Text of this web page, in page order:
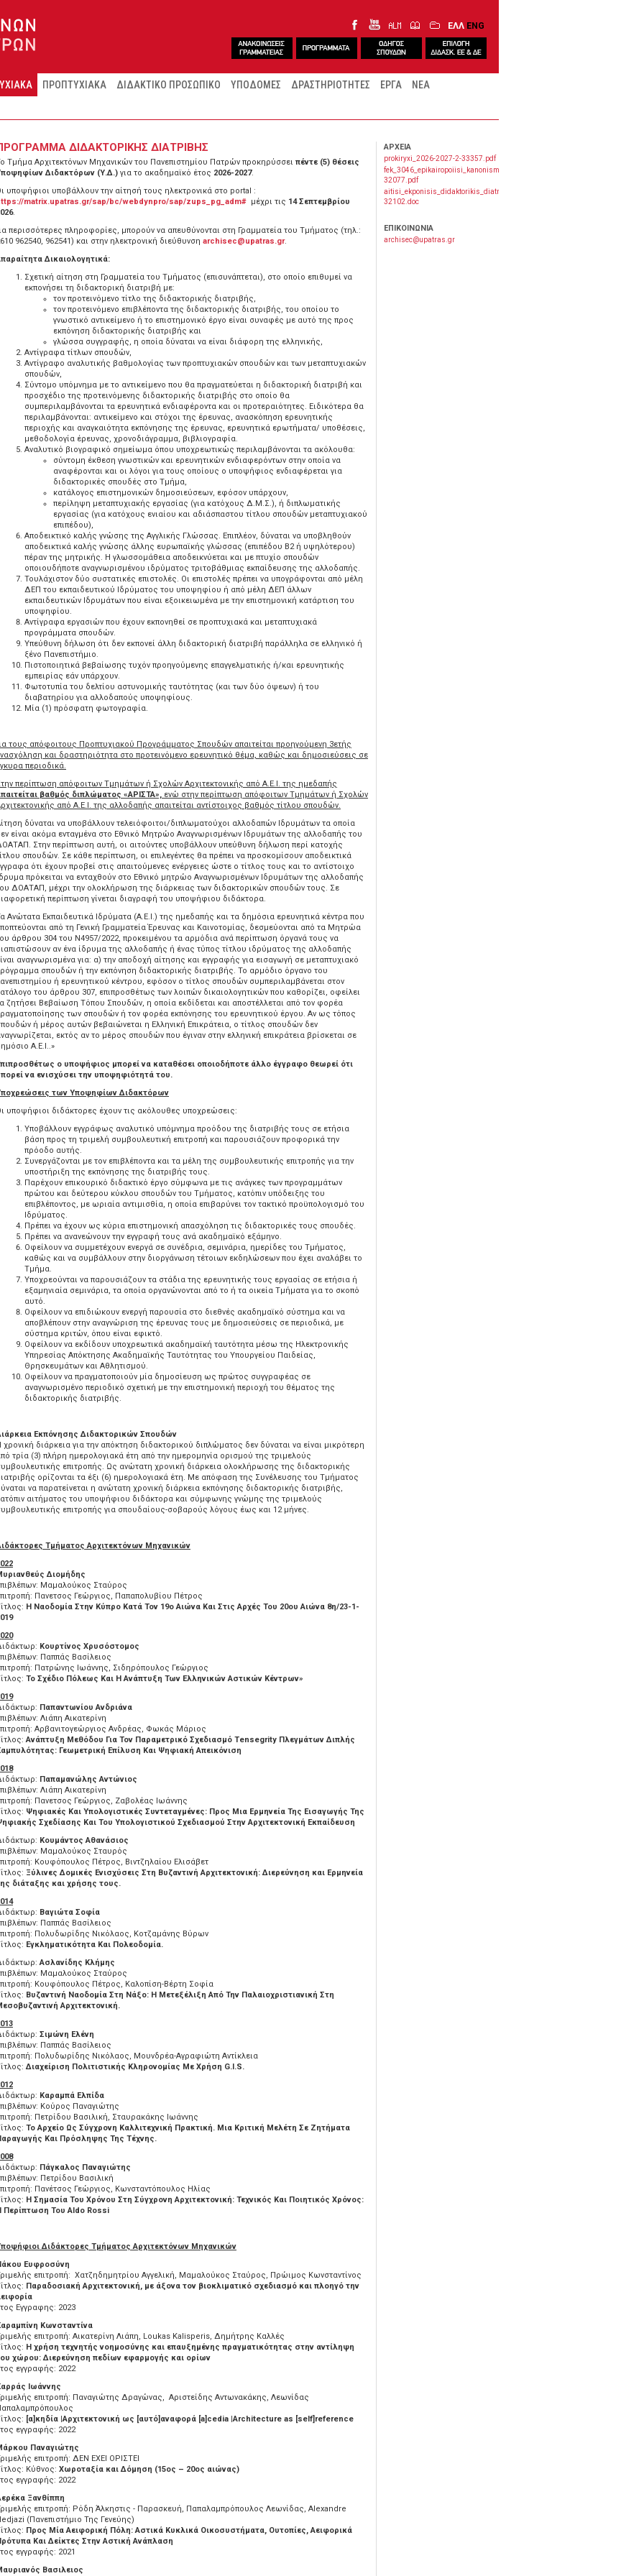
ΕΛΛ ENG
ΠΡΟΠΤΥΧΙΑΚΑ ΔΙΔΑΚΤΙΚΟ ΠΡΟΣΩΠΙΚΟ ΥΠΟΔΟΜΕΣ ΔΡΑΣΤΗΡΙΟΤΗΤΕΣ ΕΡΓΑ
ΝΕΑ
ΔΙΔΑΚΤΟΡΙΚΗΣ ΔΙΑΤΡΙΒΗΣ
Τμήμα Αρχιτεκτόνων Μηχανικών του Πανεπιστημίου Πατρών προκηρύσσει πέντε (5) θέσεις
Διδακτόρων (Υ.Δ.) για το ακαδημαϊκό έτος 2026-2027.
υποψήφιοι υποβάλλουν την αίτησή τους ηλεκτρονικά στο portal :
matrix.upatras.gr/sap/bc/webdynpro/sap/zups_pg_adm# μέχρι τις 14 Σεπτεμβρίου
.
περισσότερες πληροφορίες, μπορούν να απευθύνονται στη Γραμματεία του Τμήματος (τηλ.:
962540, 962541) και στην ηλεκτρονική διεύθυνση archisec@upatras.gr.
Δικαιολογητικά:
Σχετική αίτηση στη Γραμματεία του Τμήματος (επισυνάπτεται), στο οποίο επιθυμεί να
εκπονήσει τη διδακτορική διατριβή με:
τον προτεινόμενο τίτλο της διδακτορικής διατριβής,
τον προτεινόμενο επιβλέποντα της διδακτορικής διατριβής, του οποίου το
γνωστικό αντικείμενο ή το επιστημονικό έργο είναι συναφές με αυτό της προς
εκπόνηση διδακτορικής διατριβής και
γλώσσα συγγραφής, η οποία δύναται να είναι διάφορη της ελληνικής,
Αντίγραφα τίτλων σπουδών,
Αντίγραφο αναλυτικής βαθμολογίας των προπτυχιακών σπουδών και των μεταπτυχιακών
σπουδών,
Σύντομο υπόμνημα με το αντικείμενο που θα πραγματεύεται η διδακτορική διατριβή και
προσχέδιο της προτεινόμενης διδακτορικής διατριβής στο οποίο θα
συμπεριλαμβάνονται τα ερευνητικά ενδιαφέροντα και οι προτεραιότητες. Ειδικότερα θα
περιλαμβάνονται: αντικείμενο και στόχοι της έρευνας, ανασκόπηση ερευνητικής
περιοχής και αναγκαιότητα εκπόνησης της έρευνας, ερευνητικά ερωτήματα/ υποθέσεις,
μεθοδολογία έρευνας, χρονοδιάγραμμα, βιβλιογραφία.
Αναλυτικό βιογραφικό σημείωμα όπου υποχρεωτικώς περιλαμβάνονται τα ακόλουθα:
σύντομη έκθεση γνωστικών και ερευνητικών ενδιαφερόντων στην οποία να
αναφέρονται και οι λόγοι για τους οποίους ο υποψήφιος ενδιαφέρεται για
διδακτορικές σπουδές στο Τμήμα,
κατάλογος επιστημονικών δημοσιεύσεων, εφόσον υπάρχουν,
περίληψη μεταπτυχιακής εργασίας (για κατόχους Δ.Μ.Σ.), ή διπλωματικής
εργασίας (για κατόχους ενιαίου και αδιάσπαστου τίτλου σπουδών μεταπτυχιακού
επιπέδου),
Αποδεικτικό καλής γνώσης της Αγγλικής Γλώσσας. Επιπλέον, δύναται να υποβληθούν
αποδεικτικά καλής γνώσης άλλης ευρωπαϊκής γλώσσας (επιπέδου B2 ή υψηλότερου)
πέραν της μητρικής. Η γλωσσομάθεια αποδεικνύεται και με πτυχίο σπουδών
οποιουδήποτε αναγνωρισμένου ιδρύματος τριτοβάθμιας εκπαίδευσης της αλλοδαπής.
Τουλάχιστον δύο συστατικές επιστολές. Οι επιστολές πρέπει να υπογράφονται από μέλη
ΔΕΠ του εκπαιδευτικού Ιδρύματος του υποψηφίου ή από μέλη ΔΕΠ άλλων
εκπαιδευτικών Ιδρυμάτων που είναι εξοικειωμένα με την επιστημονική κατάρτιση του
υποψηφίου.
Αντίγραφα εργασιών που έχουν εκπονηθεί σε προπτυχιακά και μεταπτυχιακά
προγράμματα σπουδών.
Υπεύθυνη δήλωση ότι δεν εκπονεί άλλη διδακτορική διατριβή παράλληλα σε ελληνικό ή
ξένο Πανεπιστήμιο.
Πιστοποιητικά βεβαίωσης τυχόν προηγούμενης επαγγελματικής ή/και ερευνητικής
εμπειρίας εάν υπάρχουν.
Φωτοτυπία του δελτίου αστυνομικής ταυτότητας (και των δύο όψεων) ή του
διαβατηρίου για αλλοδαπούς υποψηφίους.
Μία (1) πρόσφατη φωτογραφία.
τους απόφοιτους Προπτυχιακού Προγράμματος Σπουδών απαιτείται προηγούμενη 3ετής
και δραστηριότητα στο προτεινόμενο ερευνητικό θέμα, καθώς και δημοσιεύσεις σε
περιοδικά.
περίπτωση απόφοιτων Τμημάτων ή Σχολών Αρχιτεκτονικής από Α.Ε.Ι. της ημεδαπής
βαθμός διπλώματος «ΑΡΙΣΤΑ», ενώ στην περίπτωση απόφοιτων Τμημάτων ή Σχολών
από Α.Ε.Ι. της αλλοδαπής απαιτείται αντίστοιχος βαθμός τίτλου σπουδών.
δύναται να υποβάλλουν τελειόφοιτοι/διπλωματούχοι αλλοδαπών Ιδρυμάτων τα οποία
είναι ακόμα ενταγμένα στο Εθνικό Μητρώο Αναγνωρισμένων Ιδρυμάτων της αλλοδαπής του
Στην περίπτωση αυτή, οι αιτούντες υποβάλλουν υπεύθυνη δήλωση περί κατοχής
σπουδών. Σε κάθε περίπτωση, οι επιλεγέντες θα πρέπει να προσκομίσουν αποδεικτικά
ότι έχουν προβεί στις απαιτούμενες ενέργειες ώστε ο τίτλος τους και το αντίστοιχο
πρόκειται να ενταχθούν στο Εθνικό μητρώο Αναγνωρισμένων Ιδρυμάτων της αλλοδαπής
ΔΟΑΤΑΠ, μέχρι την ολοκλήρωση της διάρκειας των διδακτορικών σπουδών τους. Σε
περίπτωση γίνεται διαγραφή του υποψήφιου διδάκτορα.
Ανώτατα Εκπαιδευτικά Ιδρύματα (Α.Ε.Ι.) της ημεδαπής και τα δημόσια ερευνητικά κέντρα που
από τη Γενική Γραμματεία Έρευνας και Καινοτομίας, δεσμεύονται από τα Μητρώα
άρθρου 304 του Ν4957/2022, προκειμένου τα αρμόδια ανά περίπτωση όργανά τους να
αν ένα ίδρυμα της αλλοδαπής ή ένας τύπος τίτλου ιδρύματος της αλλοδαπής
αναγνωρισμένα για: α) την αποδοχή αίτησης και εγγραφής για εισαγωγή σε μεταπτυχιακό
σπουδών ή την εκπόνηση διδακτορικής διατριβής. Το αρμόδιο όργανο του
ή ερευνητικού κέντρου, εφόσον ο τίτλος σπουδών συμπεριλαμβάνεται στον
του άρθρου 307, επιπροσθέτως των λοιπών δικαιολογητικών που καθορίζει, οφείλει
ζητήσει Βεβαίωση Τόπου Σπουδών, η οποία εκδίδεται και αποστέλλεται από τον φορέα
των σπουδών ή τον φορέα εκπόνησης του ερευνητικού έργου. Αν ως τόπος
ή μέρος αυτών βεβαιώνεται η Ελληνική Επικράτεια, ο τίτλος σπουδών δεν
εκτός αν το μέρος σπουδών που έγιναν στην ελληνική επικράτεια βρίσκεται σε
Α.Ε.Ι..»
ο υποψήφιος μπορεί να καταθέσει οποιοδήποτε άλλο έγγραφο θεωρεί ότι
να ενισχύσει την υποψηφιότητά του.
των Υποψηφίων Διδακτόρων
υποψήφιοι διδάκτορες έχουν τις ακόλουθες υποχρεώσεις:
Υποβάλλουν εγγράφως αναλυτικό υπόμνημα προόδου της διατριβής τους σε ετήσια
βάση προς τη τριμελή συμβουλευτική επιτροπή και παρουσιάζουν προφορικά την
πρόοδο αυτής.
Συνεργάζονται με τον επιβλέποντα και τα μέλη της συμβουλευτικής επιτροπής για την
υποστήριξη της εκπόνησης της διατριβής τους.
Παρέχουν επικουρικό διδακτικό έργο σύμφωνα με τις ανάγκες των προγραμμάτων
πρώτου και δεύτερου κύκλου σπουδών του Τμήματος, κατόπιν υπόδειξης του
επιβλέποντος, με ωριαία αντιμισθία, η οποία επιβαρύνει τον τακτικό προϋπολογισμό του
Ιδρύματος.
Πρέπει να έχουν ως κύρια επιστημονική απασχόληση τις διδακτορικές τους σπουδές.
Πρέπει να ανανεώνουν την εγγραφή τους ανά ακαδημαϊκό εξάμηνο.
Οφείλουν να συμμετέχουν ενεργά σε συνέδρια, σεμινάρια, ημερίδες του Τμήματος,
καθώς και να συμβάλλουν στην διοργάνωση τέτοιων εκδηλώσεων που έχει αναλάβει το
Τμήμα.
Υποχρεούνται να παρουσιάζουν τα στάδια της ερευνητικής τους εργασίας σε ετήσια ή
εξαμηνιαία σεμινάρια, τα οποία οργανώνονται από το ή τα οικεία Τμήματα για το σκοπό
αυτό.
Οφείλουν να επιδιώκουν ενεργή παρουσία στο διεθνές ακαδημαϊκό σύστημα και να
αποβλέπουν στην αναγνώριση της έρευνας τους με δημοσιεύσεις σε περιοδικά, με
σύστημα κριτών, όπου είναι εφικτό.
Οφείλουν να εκδίδουν υποχρεωτικά ακαδημαϊκή ταυτότητα μέσω της Ηλεκτρονικής
Υπηρεσίας Απόκτησης Ακαδημαϊκής Ταυτότητας του Υπουργείου Παιδείας,
Θρησκευμάτων και Αθλητισμού.
Οφείλουν να πραγματοποιούν μία δημοσίευση ως πρώτος συγγραφέας σε
αναγνωρισμένο περιοδικό σχετική με την επιστημονική περιοχή του θέματος της
διδακτορικής διατριβής.
Εκπόνησης Διδακτορικών Σπουδών
χρονική διάρκεια για την απόκτηση διδακτορικού διπλώματος δεν δύναται να είναι μικρότερη
τρία (3) πλήρη ημερολογιακά έτη από την ημερομηνία ορισμού της τριμελούς
επιτροπής. Ως ανώτατη χρονική διάρκεια ολοκλήρωσης της διδακτορικής
ορίζονται τα έξι (6) ημερολογιακά έτη. Με απόφαση της Συνέλευσης του Τμήματος
να παρατείνεται η ανώτατη χρονική διάρκεια εκπόνησης διδακτορικής διατριβής,
αιτήματος του υποψήφιου διδάκτορα και σύμφωνης γνώμης της τριμελούς
επιτροπής για σπουδαίους-σοβαρούς λόγους έως και 12 μήνες.
Τμήματος Αρχιτεκτόνων Μηχανικών
Διομήδης
Μαμαλούκος Σταύρος
Πανετσος Γεώργιος, Παπαπολυβίου Πέτρος
Η Ναοδομία Στην Κύπρο Κατά Τον 19ο Αιώνα Και Στις Αρχές Του 20ου Αιώνα 8η/23-1-
Κουρτίνος Χρυσόστομος
Παππάς Βασίλειος
Πατρώνης Ιωάννης, Σιδηρόπουλος Γεώργιος
Το Σχέδιο Πόλεως Και Η Ανάπτυξη Των Ελληνικών Αστικών Κέντρων»
Παπαντωνίου Ανδριάνα
Λιάπη Αικατερίνη
Αρβανιτογεώργιος Ανδρέας, Φωκάς Μάριος
Ανάπτυξη Μεθόδου Για Τον Παραμετρικό Σχεδιασμό Tensegrity Πλεγμάτων Διπλής
Γεωμετρική Επίλυση Και Ψηφιακή Απεικόνιση
Παπαμανώλης Αντώνιος
Λιάπη Αικατερίνη
Πανετσος Γεώργιος, Ζαβολέας Ιωάννης
Ψηφιακές Και Υπολογιστικές Συντεταγμένες: Προς Μια Ερμηνεία Της Εισαγωγής Της
Σχεδίασης Και Του Υπολογιστικού Σχεδιασμού Στην Αρχιτεκτονική Εκπαίδευση
Κουμάντος Αθανάσιος
Μαμαλούκος Σταυρός
Κουφόπουλος Πέτρος, Βιντζηλαίου Ελισάβετ
Ξύλινες Δομικές Ενισχύσεις Στη Βυζαντινή Αρχιτεκτονική: Διερεύνηση και Ερμηνεία
διάταξης και χρήσης τους.
Βαγιώτα Σοφία
Παππάς Βασίλειος
Πολυδωρίδης Νικόλαος, Κοτζαμάνης Βύρων
Εγκληματικότητα Και Πολεοδομία.
Ασλανίδης Κλήμης
Μαμαλούκος Σταύρος
Κουφόπουλος Πέτρος, Καλοπίση-Βέρτη Σοφία
Βυζαντινή Ναοδομία Στη Νάξο: Η Μετεξέλιξη Από Την Παλαιοχριστιανική Στη
Αρχιτεκτονική.
Σιμώνη Ελένη
Παππάς Βασίλειος
Πολυδωρίδης Νικόλαος, Μουνδρέα-Αγραφιώτη Αντίκλεια
Διαχείριση Πολιτιστικής Κληρονομίας Με Χρήση G.I.S.
Καραμπά Ελπίδα
Κούρος Παναγιώτης
Πετρίδου Βασιλική, Σταυρακάκης Ιωάννης
Το Αρχείο Ως Σύγχρονη Καλλιτεχνική Πρακτική. Μια Κριτική Μελέτη Σε Ζητήματα
Και Πρόσληψης Της Τέχνης.
Πάγκαλος Παναγιώτης
Πετρίδου Βασιλική
Πανέτσος Γεώργιος, Κωνσταντόπουλος Ηλίας
Η Σημασία Του Χρόνου Στη Σύγχρονη Αρχιτεκτονική: Τεχνικός Και Ποιητικός Χρόνος:
Περίπτωση ΤουAldo Rossi
Διδάκτορες Τμήματος Αρχιτεκτόνων Μηχανικών
Ευφροσύνη
επιτροπή: Χατζηδημητρίου Αγγελική, Μαμαλούκος Σταύρος, Πρώιμος Κωνσταντίνος
Παραδοσιακή Αρχιτεκτονική, με άξονα τον βιοκλιματικό σχεδιασμό και πλοηγό την
Εγγραφης: 2023
Κωνσταντίνα
επιτροπή: Αικατερίνη Λιάπη, Loukas Kalisperis, Δημήτρης Καλλές
Η χρήση τεχνητής νοημοσύνης και επαυξημένης πραγματικότητας στην αντίληψη
χώρου: Διερεύνηση πεδίων εφαρμογής και ορίων
εγγραφής: 2022
Ιωάννης
επιτροπή: Παναγιώτης Δραγώνας, Αριστείδης Αντωνακάκης, Λεωνίδας
[α]κηδία |Αρχιτεκτονική ως [αυτό]αναφορά [a]cedia |Architecture as [self]reference
εγγραφής: 2022
Παναγιώτης
επιτροπή: ΔΕΝ ΕΧΕΙ ΟΡΙΣΤΕΙ
Κύθνος: Χωροταξία και Δόμηση (15ος – 20ος αιώνας)
εγγραφής: 2022
Ξανθίππη
επιτροπή: Ρόδη Άλκηστις - Παρασκευή, Παπαλαμπρόπουλος Λεωνίδας, Alexandre
(Πανεπιστήμιο Της Γενεύης)
Προς Μία Αειφορική Πόλη: Αστικά Κυκλικά Οικοσυστήματα, Ουτοπίες, Αειφορικά
Και Δείκτες Στην Αστική Ανάπλαση
εγγραφής: 2021
Βασιλειος
ΑΡΧΕΙΑ
prokiryxi_2026-2027-2-33357.pdf
fek_3046_epikairopoiisi_kanonismoy_dd_arhitektonon_mihanikon-
32077.pdf
aitisi_ekponisis_didaktorikis_diatrivis-
32102.doc
ΕΠΙΚΟΙΝΩΝΙΑ
archisec@upatras.gr